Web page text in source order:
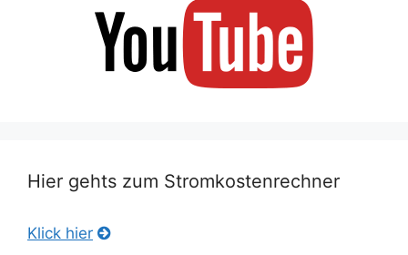
Hier gehts zum Stromkostenrechner
Klick hier